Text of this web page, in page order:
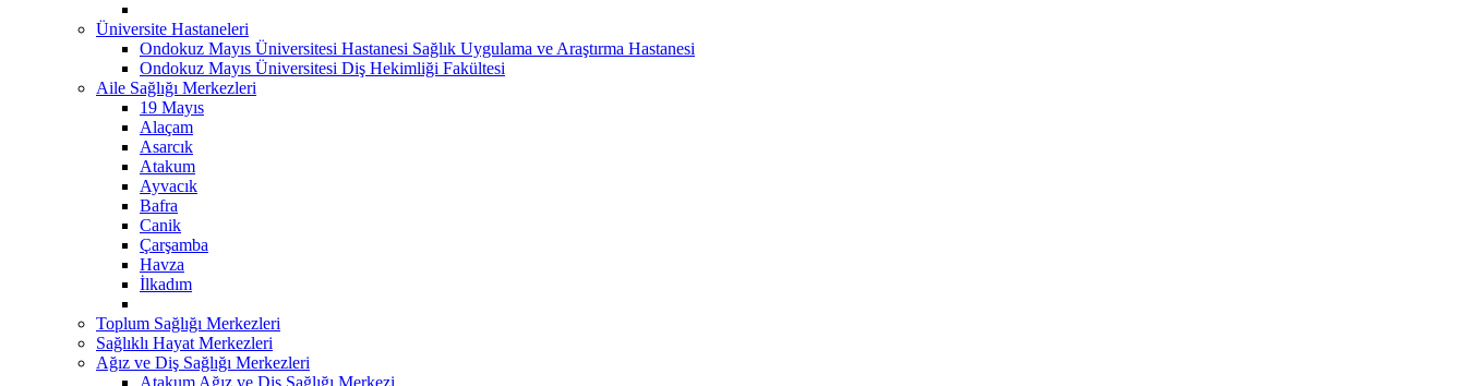
Üniversite Hastaneleri
Ondokuz Mayıs Üniversitesi Hastanesi Sağlık Uygulama ve Araştırma Hastanesi
Ondokuz Mayıs Üniversitesi Diş Hekimliği Fakültesi
Aile Sağlığı Merkezleri
19 Mayıs
Alaçam
Asarcık
Atakum
Ayvacık
Bafra
Canik
Çarşamba
Havza
İlkadım
Toplum Sağlığı Merkezleri
Sağlıklı Hayat Merkezleri
Ağız ve Diş Sağlığı Merkezleri
Atakum Ağız ve Diş Sağlığı Merkezi